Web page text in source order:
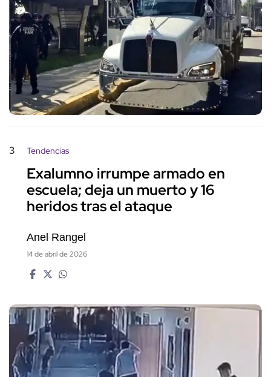
3 Tendencias
Exalumno irrumpe armado en
escuela; deja un muerto y 16
heridos tras el ataque
Anel Rangel
14 de abril de 2026